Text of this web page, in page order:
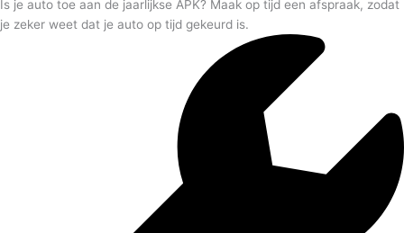
Is je auto toe aan de jaarlijkse APK? Maak op tijd een afspraak, zodat
je zeker weet dat je auto op tijd gekeurd is.